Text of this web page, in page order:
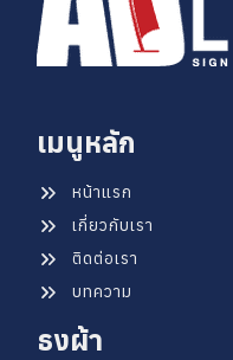
เมนูหลัก
หน้าแรก
เกี่ยวกับเรา
ติดต่อเรา
บทความ
ธงผ้า